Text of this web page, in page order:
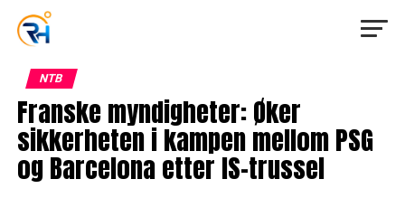
NTB
Franske myndigheter: Øker
sikkerheten i kampen mellom PSG
og Barcelona etter IS-trussel